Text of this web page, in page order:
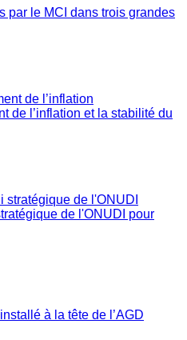
par le MCI dans trois grandes
de l’inflation et la stabilité du
de l'ONUDI pour
à la tête de l’AGD